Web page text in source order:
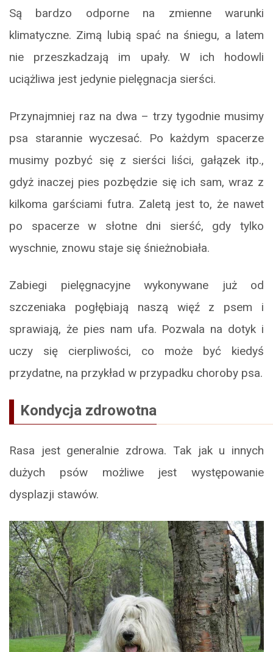
Są bardzo odporne na zmienne warunki
klimatyczne. Zimą lubią spać na śniegu, a latem
nie przeszkadzają im upały. W ich hodowli
uciążliwa jest jedynie pielęgnacja sierści.
Przynajmniej raz na dwa – trzy tygodnie musimy
psa starannie wyczesać. Po każdym spacerze
musimy pozbyć się z sierści liści, gałązek itp.,
gdyż inaczej pies pozbędzie się ich sam, wraz z
kilkoma garściami futra. Zaletą jest to, że nawet
po spacerze w słotne dni sierść, gdy tylko
wyschnie, znowu staje się śnieżnobiała.
Zabiegi pielęgnacyjne wykonywane już od
szczeniaka pogłębiają naszą więź z psem i
sprawiają, że pies nam ufa. Pozwala na dotyk i
uczy się cierpliwości, co może być kiedyś
przydatne, na przykład w przypadku choroby psa.
Kondycja zdrowotna
Rasa jest generalnie zdrowa. Tak jak u innych
dużych psów możliwe jest występowanie
dysplazji stawów.